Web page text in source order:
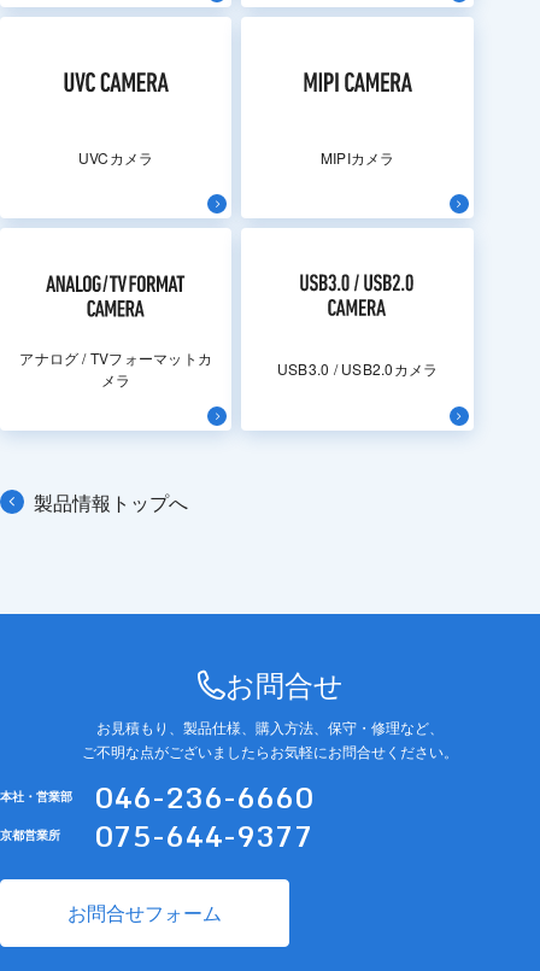
UVCカメラ MIPIカメラ
アナログ / TVフォーマットカ
メラ
USB3.0 / USB2.0カメラ
製品情報トップへ
お問合せ
お見積もり、製品仕様、購入方法、保守・修理など、
ご不明な点がございましたらお気軽にお問合せください。
本社・営業部 046-236-6660
京都営業所 075-644-9377
お問合せフォーム